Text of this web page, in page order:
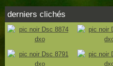
derniers clichés